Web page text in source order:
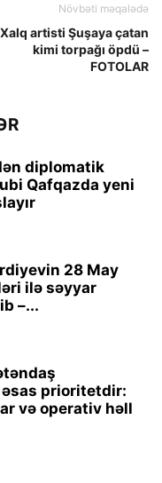
Növbəti məqalədə
Xalq artisti Şuşaya çatan
kimi torpağı öpdü –
FOTOLAR
diplomatik
Qafqazda yeni
28 May
ilə səyyar
–...
prioritetdir:
və operativ həll